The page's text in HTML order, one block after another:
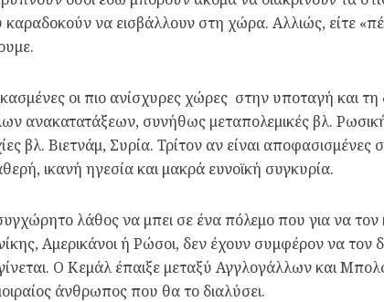
να εισβάλλουν στη χώρα. Αλλιώς, είτε
οι πιο ανίσχυρες χώρες στην υποταγή και
ανακατατάξεων, συνήθως μεταπολεμικές βλ.
βλ. Βιετνάμ, Συρία. Τρίτον αν είναι αποφασισμένες
ικανή ηγεσία και μακρά ευνοϊκή συγκυρία.
λάθος να μπει σε ένα πόλεμο που για να τον
Αμερικάνοι ή Ρώσοι, δεν έχουν συμφέρον να τον
Ο Κεμάλ έπαιξε μεταξύ Αγγλογάλλων και
άνθρωπος που θα το διαλύσει.